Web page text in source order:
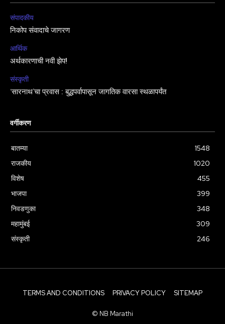
संपादकीय
निकोप संवादाचे जागरण
आर्थिक
अर्थकारणाची नवी झेप!
संस्कृती
‘सारनाथ’चा प्रवास : बुद्धपर्वापासून जागतिक वारसा स्थळापर्यंत
वर्गीकरण
बातम्या
1548
राजकीय
1020
विशेष
455
भाजपा
399
निवडणुका
348
महामुंबई
309
संस्कृती
246
TERMS AND CONDITIONS PRIVACY POLICY SITEMAP
© NB Marathi